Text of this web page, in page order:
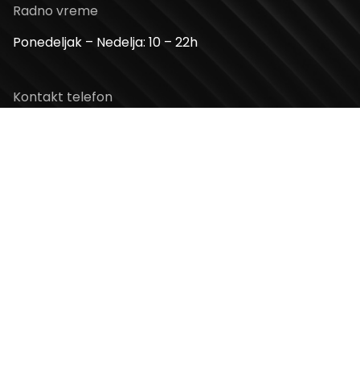
Radno vreme
Ponedeljak – Nedelja: 10 – 22h
Kontakt telefon